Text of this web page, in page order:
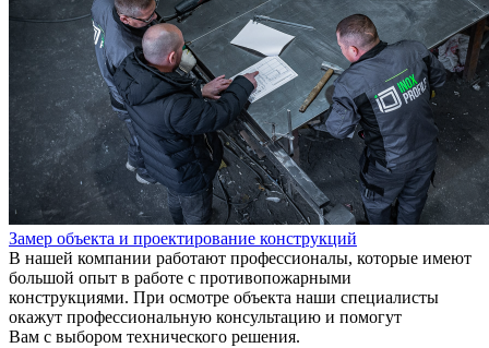
Замер объекта и проектирование конструкций
В нашей компании работают профессионалы, которые имеют
большой опыт в работе с противопожарными
конструкциями. При осмотре объекта наши специалисты
окажут профессиональную консультацию и помогут
Вам с выбором технического решения.